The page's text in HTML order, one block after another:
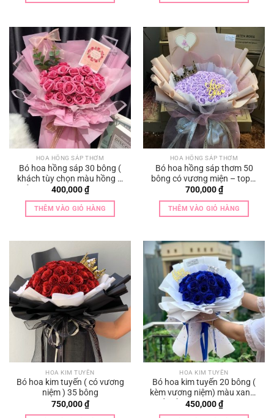
HOA HỒNG SÁP THƠM
Bó hoa hồng sáp 30 bông (
khách tùy chọn màu hồng –
đỏ – xanh – vàng – cam —
tùy ý )
400,000₫
THÊM VÀO GIỎ HÀNG
HOA HỒNG SÁP THƠM
Bó hoa hồng sáp thơm 50
bông có vương miện – toper
– thiệp
700,000₫
THÊM VÀO GIỎ HÀNG
HOA KIM TUYẾN
Bó hoa kim tuyến ( có vương
niệm ) 35 bông
750,000₫
HOA KIM TUYẾN
Bó hoa kim tuyến 20 bông (
kèm vương niệm) màu xanh ,
đỏ , hồng , tím , vàng, bạc
450,000₫